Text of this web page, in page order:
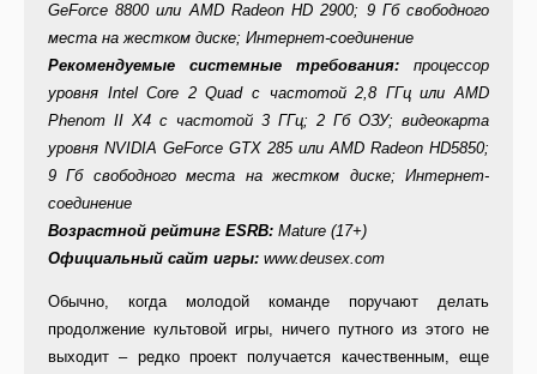
GeForce 8800 или AMD Radeon HD 2900; 9 Гб свободного
места на жестком диске; Интернет-соединение
Рекомендуемые системные требования: процессор
уровня Intel Core 2 Quad с частотой 2,8 ГГц или AMD
Phenom II X4 с частотой 3 ГГц; 2 Гб ОЗУ; видеокарта
уровня NVIDIA GeForce GTX 285 или AMD Radeon HD5850;
9 Гб свободного места на жестком диске; Интернет-
соединение
Возрастной рейтинг ESRB: Mature (17+)
Официальный сайт игры: www.deusex.com
Обычно, когда молодой команде поручают делать
продолжение культовой игры, ничего путного из этого не
выходит – редко проект получается качественным, еще